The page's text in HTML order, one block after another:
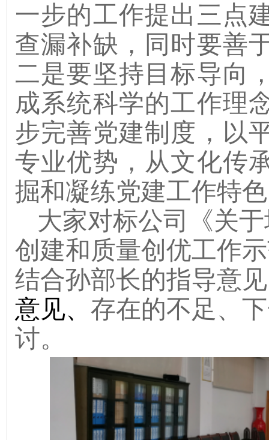
一步的工作提出三点
查漏补缺，同时要善
二是要坚持目标导向
成系统科学的工作理
步完善党建制度，以
专业优势，从文化传
掘和凝练党建工作特
大家对标公司《关
创建和质量创优工作
结合孙部长的指导意
意见、 存在的不足、
讨。